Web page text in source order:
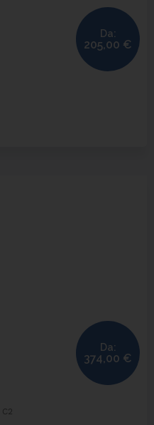
Da:
205,00 €
C2
Da:
374,00 €